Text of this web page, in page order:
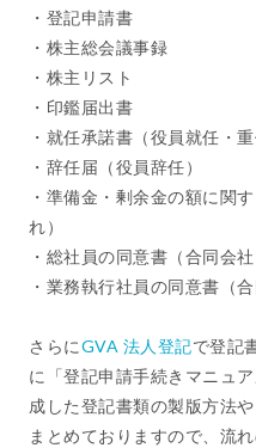
・登記申請書
・株主総会議事録
・株主リスト
・印鑑届出書
・就任承諾書（役員就任・重
・辞任届（役員辞任）
・準備金・剰余金の額に関
れ）
・総社員の同意書（合同会社
・業務執行社員の同意書（合
さらにGVA 法人登記で登記
に「登記申請手続きマニュ
成した登記書類の製版方法
まとめておりますので、流